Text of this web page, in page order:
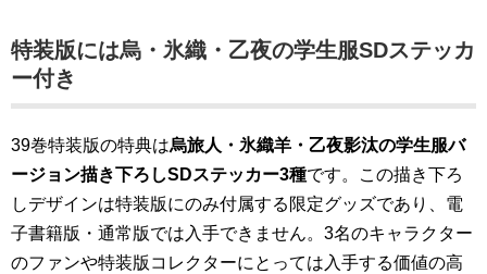
特装版には烏・氷織・乙夜の学生服SDステッカ
ー付き
39巻特装版の特典は烏旅人・氷織羊・乙夜影汰の学生服バ
ージョン描き下ろしSDステッカー3種です。この描き下ろ
しデザインは特装版にのみ付属する限定グッズであり、電
子書籍版・通常版では入手できません。3名のキャラクター
のファンや特装版コレクターにとっては入手する価値の高